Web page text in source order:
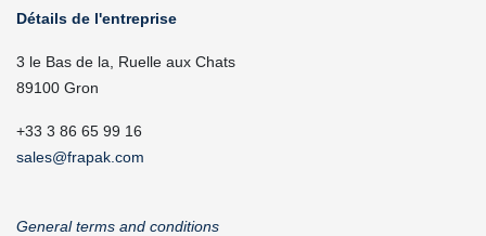
Détails de l'entreprise
3 le Bas de la, Ruelle aux Chats
89100 Gron
+33 3 86 65 99 16
sales@frapak.com
General terms and conditions